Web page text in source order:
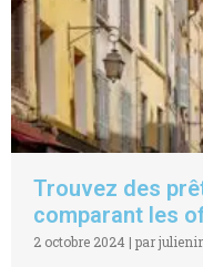
Trouvez des
comparant les
2 octobre 2024 | par